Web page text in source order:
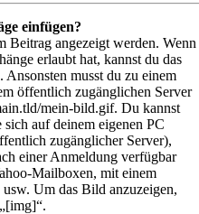
einfügen?
Beitrag angezeigt werden. Wenn
erlaubt hat, kannst du das
musst du zu einem
öffentlich zugänglichen Server
mein-bild.gif. Du kannst
auf deinem eigenen PC
zugänglicher Server),
einer Anmeldung verfügbar
Mailboxen, mit einem
usw. Um das Bild anzuzeigen,